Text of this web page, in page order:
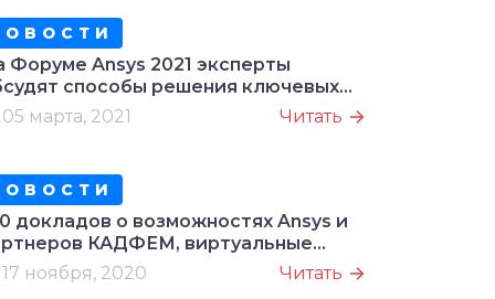
Форуме Ansys 2021 эксперты
способы решения ключевых
в различных отраслях
05 марта, 2021 Читать
докладов о возможностях Ansys и
КАДФЕМ, виртуальные
классы и цифровые двойники:
ждет участников конференции
17 ноября, 2020 Читать